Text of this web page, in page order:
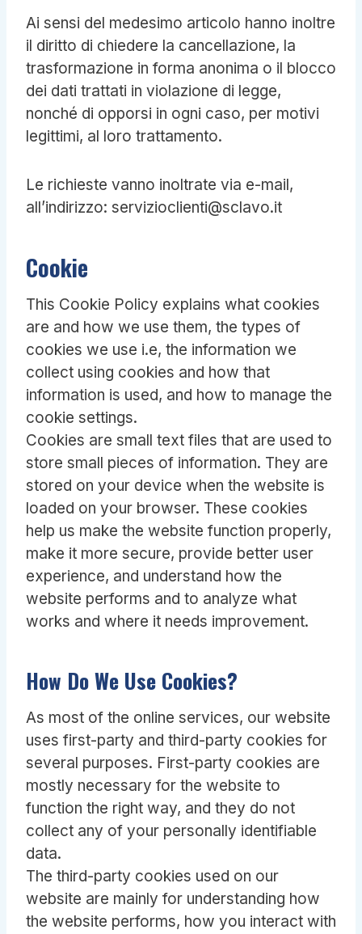
Ai sensi del medesimo articolo hanno inoltre
il diritto di chiedere la cancellazione, la
trasformazione in forma anonima o il blocco
dei dati trattati in violazione di legge,
nonché di opporsi in ogni caso, per motivi
legittimi, al loro trattamento.
Le richieste vanno inoltrate via e-mail,
all’indirizzo: servizioclienti@sclavo.it
Cookie
This Cookie Policy explains what cookies
are and how we use them, the types of
cookies we use i.e, the information we
collect using cookies and how that
information is used, and how to manage the
cookie settings.
Cookies are small text files that are used to
store small pieces of information. They are
stored on your device when the website is
loaded on your browser. These cookies
help us make the website function properly,
make it more secure, provide better user
experience, and understand how the
website performs and to analyze what
works and where it needs improvement.
How Do We Use Cookies?
As most of the online services, our website
uses first-party and third-party cookies for
several purposes. First-party cookies are
mostly necessary for the website to
function the right way, and they do not
collect any of your personally identifiable
data.
The third-party cookies used on our
website are mainly for understanding how
the website performs, how you interact with